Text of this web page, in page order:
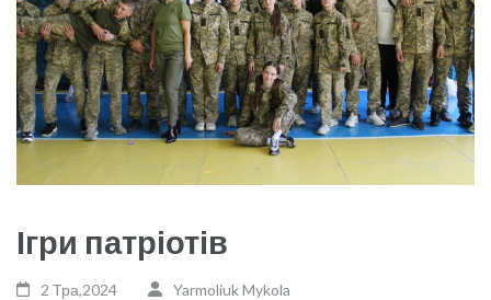
Ігри патріотів
2 Тра,2024 Yarmoliuk Mykola